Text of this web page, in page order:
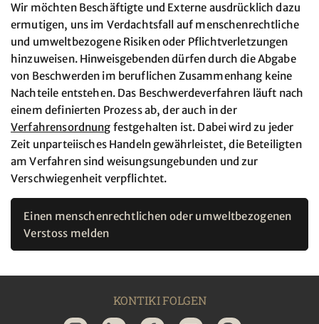
Wir möchten Beschäftigte und Externe ausdrücklich dazu
ermutigen, uns im Verdachtsfall auf menschenrechtliche
und umweltbezogene Risiken oder Pflichtverletzungen
hinzuweisen. Hinweisgebenden dürfen durch die Abgabe
von Beschwerden im beruflichen Zusammenhang keine
Nachteile entstehen. Das Beschwerdeverfahren läuft nach
einem definierten Prozess ab, der auch in der
Verfahrensordnung festgehalten ist. Dabei wird zu jeder
Zeit unparteiisches Handeln gewährleistet, die Beteiligten
am Verfahren sind weisungsungebunden und zur
Verschwiegenheit verpflichtet.
Einen menschenrechtlichen oder umweltbezogenen
Verstoss melden
KONTIKI FOLGEN